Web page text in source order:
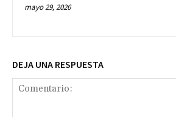
mayo 29, 2026
DEJA UNA RESPUESTA